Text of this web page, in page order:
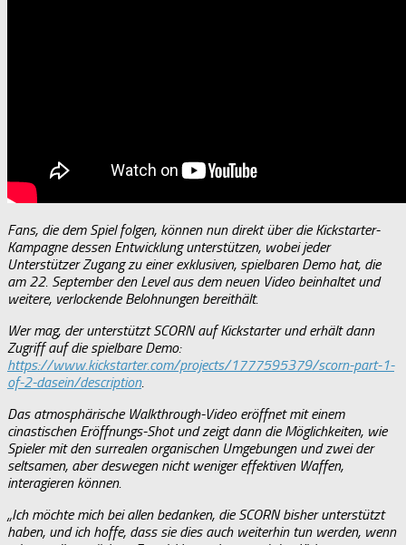
Fans, die dem Spiel folgen, können nun direkt über die Kickstarter-
Kampagne dessen Entwicklung unterstützen, wobei jeder
Unterstützer Zugang zu einer exklusiven, spielbaren Demo hat, die
am 22. September den Level aus dem neuen Video beinhaltet und
weitere, verlockende Belohnungen bereithält.
Wer mag, der unterstützt SCORN auf Kickstarter und erhält dann
Zugriff auf die spielbare Demo:
https://www.kickstarter.com/projects/1777595379/scorn-part-1-
of-2-dasein/description.
Das atmosphärische Walkthrough-Video eröffnet mit einem
cinastischen Eröffnungs-Shot und zeigt dann die Möglichkeiten, wie
Spieler mit den surrealen organischen Umgebungen und zwei der
seltsamen, aber deswegen nicht weniger effektiven Waffen,
interagieren können.
„Ich möchte mich bei allen bedanken, die SCORN bisher unterstützt
haben, und ich hoffe, dass sie dies auch weiterhin tun werden, wenn